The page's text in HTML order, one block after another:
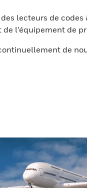
lecteurs de codes
l’équipement de
de